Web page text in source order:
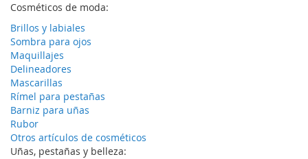
Cosméticos de moda:
Brillos y labiales
Sombra para ojos
Maquillajes
Delineadores
Mascarillas
Rímel para pestañas
Barniz para uñas
Rubor
Otros artículos de cosméticos
Uñas, pestañas y belleza: